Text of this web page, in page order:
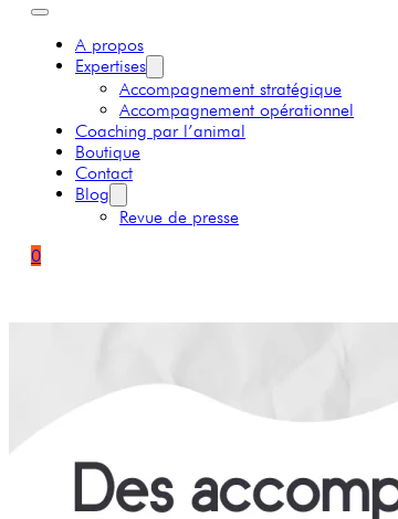
A propos
Expertises
Accompagnement stratégique
Accompagnement opérationnel
Coaching par l’animal
Boutique
Contact
Blog
Revue de presse
0